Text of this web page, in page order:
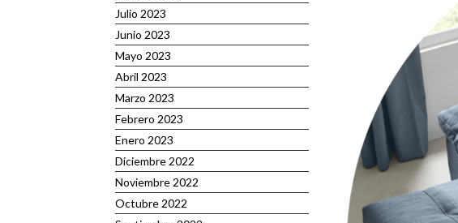
Julio 2023
Junio 2023
Mayo 2023
Abril 2023
Marzo 2023
Febrero 2023
Enero 2023
Diciembre 2022
Noviembre 2022
Octubre 2022